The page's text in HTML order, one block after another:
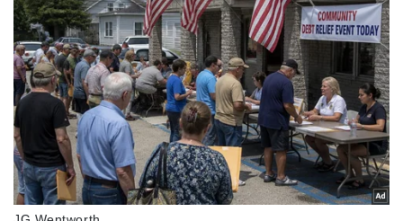
Thể thao
Bóng đá
Lịch thi đấu bóng đá
Thế giới thể thao
eSports
Hậu trường
Ô tô - Xe máy
Ô tô
Xe máy
Tư vấn